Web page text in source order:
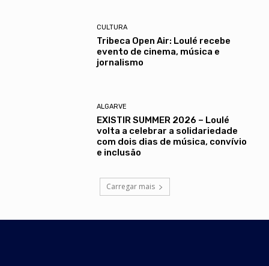
CULTURA
Tribeca Open Air: Loulé recebe
evento de cinema, música e
jornalismo
ALGARVE
EXISTIR SUMMER 2026 – Loulé
volta a celebrar a solidariedade
com dois dias de música, convívio
e inclusão
Carregar mais